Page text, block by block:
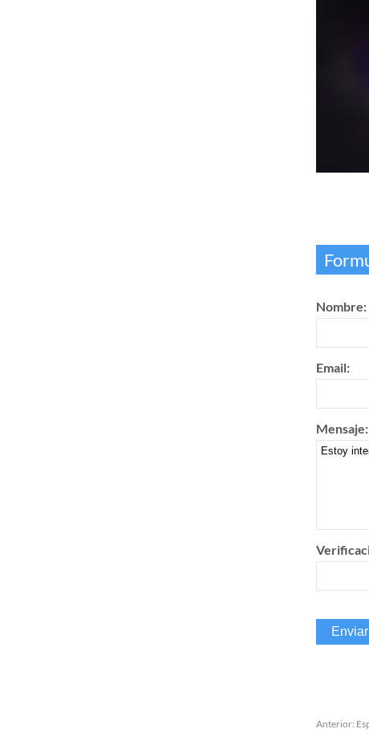
Nombre:
Email:
Mensaje:
Anterior: